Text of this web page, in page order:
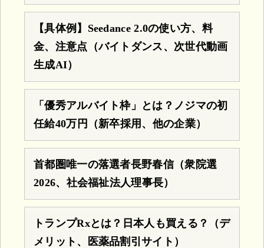
【具体例】Seedance 2.0の使い方、料
金、注意点（バイトダンス、次世代動画
生成AI）
「優秀アルバイト枠」とは？ノジマの初
任給40万円（新卒採用、他の企業）
首都圏唯一の落選者長野春信（衆院選
2026、社会福祉法人理事長）
トランプRxとは？日本人も買える？（デ
メリット、医薬品割引サイト）